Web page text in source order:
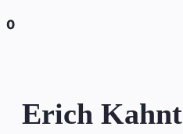
0
Erich Kahnt